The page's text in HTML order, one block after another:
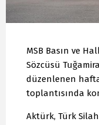
MSB Basın ve
Sözcüsü
düzenlenen
toplantısında
Aktürk, Türk